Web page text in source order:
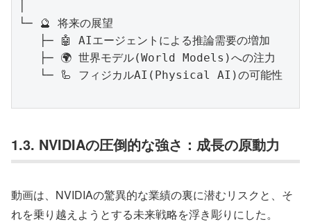
└─ 🔮 将来の展望
   ├─ 🤖 AIエージェントによる推論需要の増加
   ├─ 🌍 世界モデル(World Models)への注力
1.3. NVIDIAの圧倒的な強さ：成長の原動力
動画は、NVIDIAの驚異的な業績の裏に潜むリスクと、そ
れを乗り越えようとする未来戦略を浮き彫りにした。